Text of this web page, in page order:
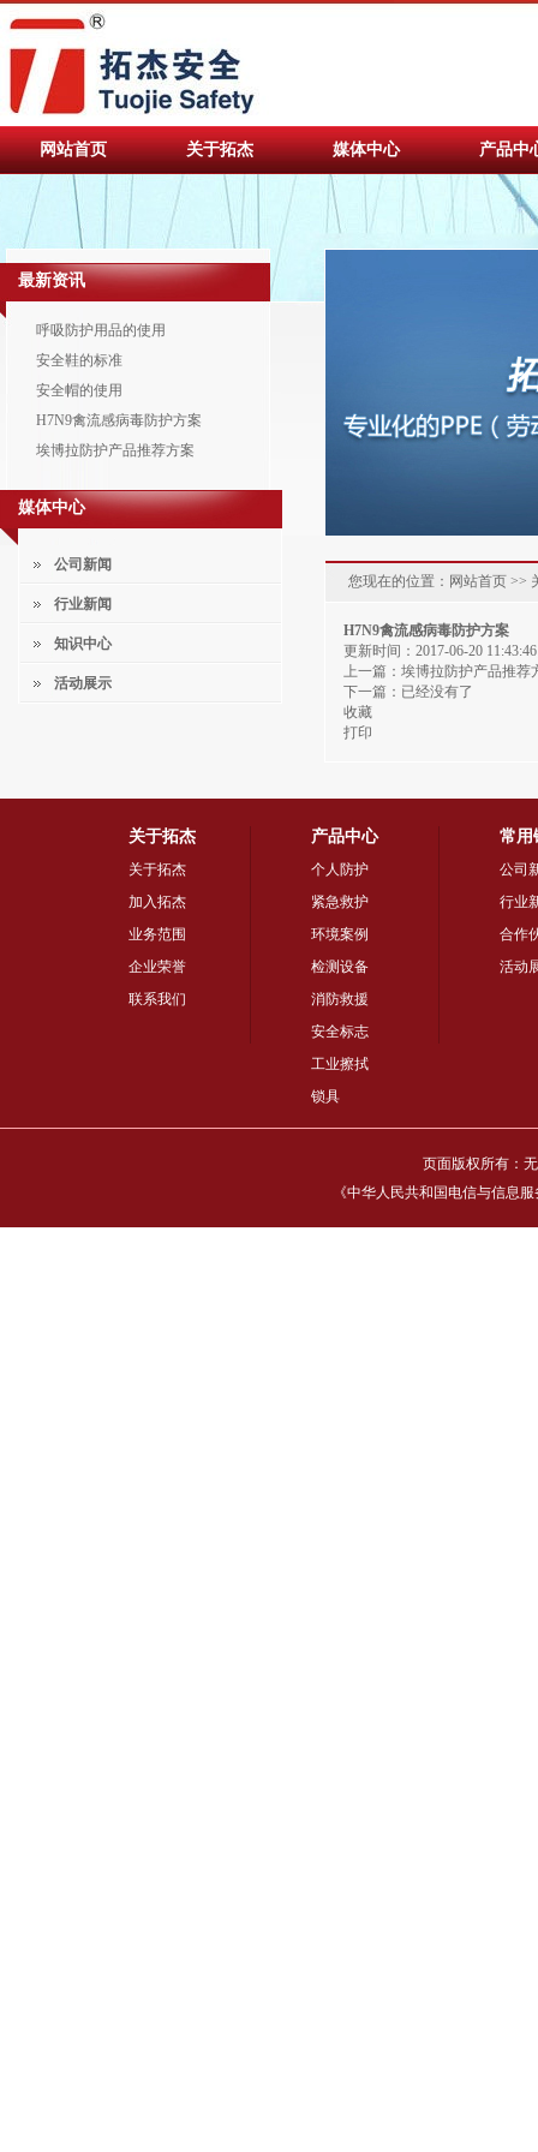
网站首页 关于拓杰 媒体中心 产品中
最新资讯
呼吸防护用品的使用
安全鞋的标准
安全帽的使用
H7N9禽流感病毒防护方案
埃博拉防护产品推荐方案
媒体中心
公司新闻
行业新闻
知识中心
活动展示
您现在的位置：网站首页 >>
H7N9禽流感病毒防护方案
更新时间： 2017-06-20 11:43:46
上一篇： 埃博拉防护产品推荐
下一篇：已经没有了
收藏
打印
关于拓杰
关于拓杰
加入拓杰
业务范围
企业荣誉
联系我们
产品中心
个人防护
紧急救护
环境案例
检测设备
消防救援
安全标志
工业擦拭
锁具
常用
公司
行业
合作
活动
页面版权所有：
《中华人民共和国电信与信息